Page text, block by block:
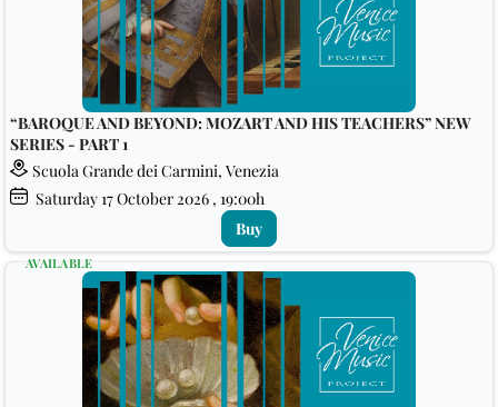
“BAROQUE AND BEYOND: MOZART AND HIS TEACHERS” NEW
SERIES - PART 1
Scuola Grande dei Carmini, Venezia
Saturday17October 2026 , 19:00h
Buy
AVAILABLE